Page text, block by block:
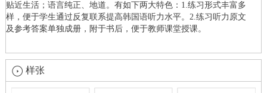
贴近生活；语言纯正、地道。有如下两大特色：1.练习形式丰富多
样，便于学生通过反复联系提高韩国语听力水平。2.练习听力原文
及参考答案单独成册，附于书后，便于教师课堂授课。
样张